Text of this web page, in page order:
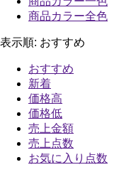
商品カラー全色
表示順: おすすめ
おすすめ
新着
価格高
価格低
売上金額
売上点数
お気に入り点数